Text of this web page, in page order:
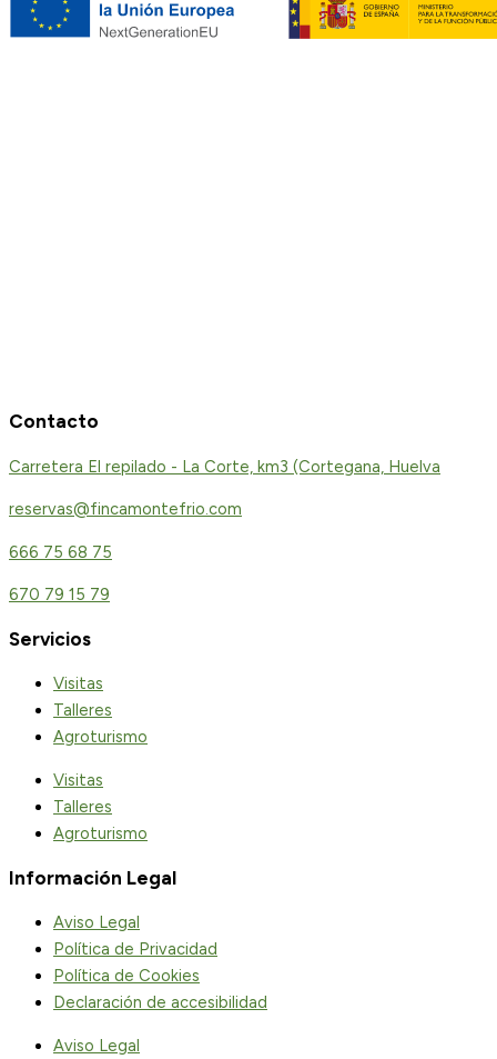
Contacto
Carretera El repilado - La Corte, km3 (Cortegana, Huelva
reservas@fincamontefrio.com
666 75 68 75
670 79 15 79
Servicios
Visitas
Talleres
Agroturismo
Visitas
Talleres
Agroturismo
Información Legal
Aviso Legal
Política de Privacidad
Política de Cookies
Declaración de accesibilidad
Aviso Legal